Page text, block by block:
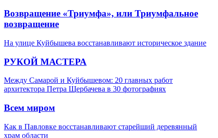
Возвращение «Триумфа», или Триумфальное
возвращение
На улице Куйбышева восстанавливают историческое здание
РУКОЙ МАСТЕРА
Между Самарой и Куйбышевом: 20 главных работ
архитектора Петра Щербачева в 30 фотографиях
Всем миром
Как в Павловке восстанавливают старейший деревянный
храм области